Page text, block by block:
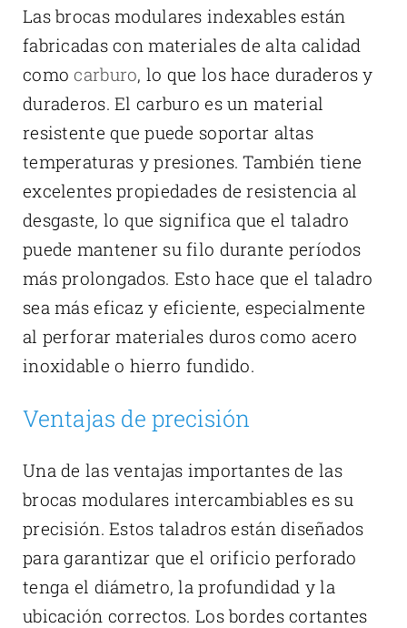
Las brocas modulares indexables están
fabricadas con materiales de alta calidad
como carburo, lo que los hace duraderos y
duraderos. El carburo es un material
resistente que puede soportar altas
temperaturas y presiones. También tiene
excelentes propiedades de resistencia al
desgaste, lo que significa que el taladro
puede mantener su filo durante períodos
más prolongados. Esto hace que el taladro
sea más eficaz y eficiente, especialmente
al perforar materiales duros como acero
inoxidable o hierro fundido.
Ventajas de precisión
Una de las ventajas importantes de las
brocas modulares intercambiables es su
precisión. Estos taladros están diseñados
para garantizar que el orificio perforado
tenga el diámetro, la profundidad y la
ubicación correctos. Los bordes cortantes